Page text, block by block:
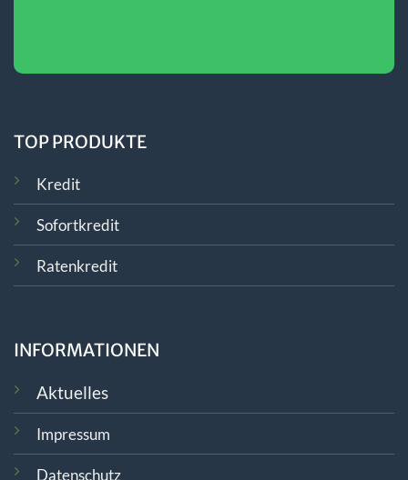
TOP PRODUKTE
Kredit
Sofortkredit
Ratenkredit
INFORMATIONEN
Aktuelles
Impressum
Datenschutz